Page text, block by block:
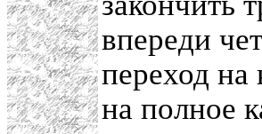
впереди
переход на
на полное